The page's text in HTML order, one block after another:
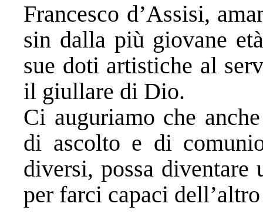
Francesco d’Assisi,
sin dalla più giovane
sue doti artistiche al
il giullare di Dio.
Ci auguriamo che
di ascolto e di
diversi, possa diventare
per farci capaci